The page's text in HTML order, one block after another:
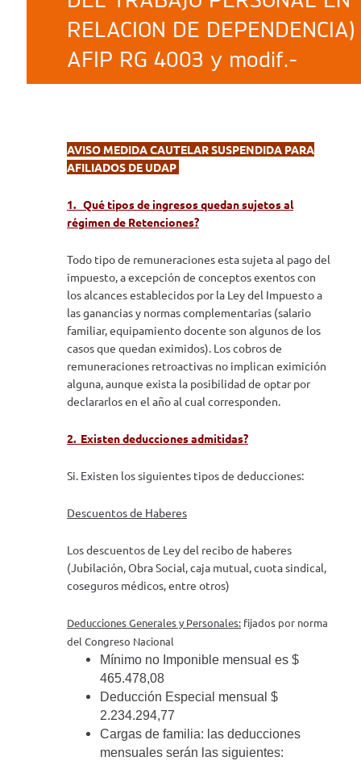
RELACION DE
AFIP RG 4003 y modif.-
AVISO MEDIDA CAUTELAR SUSPENDIDA PARA
AFILIADOS DE UDAP
1. Qué tipos de ingresos quedan sujetos al
régimen de Retenciones?
Todo tipo de remuneraciones esta sujeta al pago del
impuesto, a excepción de conceptos exentos con
los alcances establecidos por la Ley del Impuesto a
las ganancias y normas complementarias (salario
familiar, equipamiento docente son algunos de los
casos que quedan eximidos). Los cobros de
remuneraciones retroactivas no implican eximición
alguna, aunque exista la posibilidad de optar por
declararlos en el año al cual corresponden.
2. Existen deducciones admitidas?
Si. Existen los siguientes tipos de deducciones:
Descuentosde Haberes
Los descuentos de Ley del recibo de haberes
(Jubilación, Obra Social, caja mutual, cuota sindical,
coseguros médicos, entre otros)
Deducciones Generales y Personales: fijados por norma
del Congreso Nacional
Mínimo no Imponible mensual es $
465.478,08
Deducción Especial mensual $
2.234.294,77
Cargas de familia: las deducciones
mensuales serán las siguientes: